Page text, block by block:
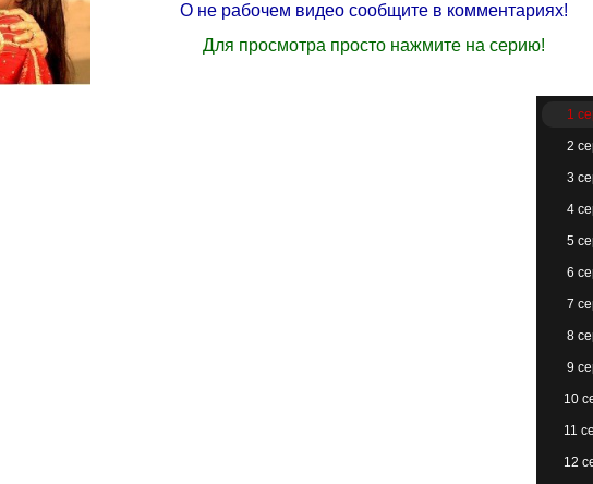
О не рабочем видео сообщите в комментариях!
Для просмотра просто нажмите на серию!
1
2
3
4
5
6
7
8
9
10
11
12